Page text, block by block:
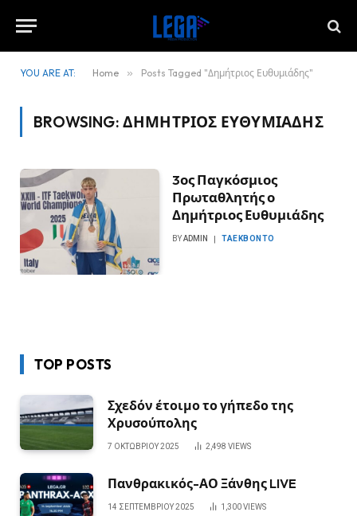
YOU ARE AT: Home » Posts Tagged "Δημήτριος Ευθυμιάδης"
BROWSING: ΔΗΜΉΤΡΙΟΣ ΕΥΘΥΜΙΆΔΗΣ
3ος Παγκόσμιος
Πρωταθλητής ο
Δημήτριος Ευθυμιάδης
BYADMIN ΤΑΕΚΒΟΝΤΌ
TOP POSTS
Σχεδόν έτοιμο το γήπεδο της
Χρυσούπολης
7 ΟΚΤΩΒΡΊΟΥ 2025 2,498 VIEWS
Πανθρακικός-ΑΟ Ξάνθης LIVE
14 ΣΕΠΤΕΜΒΡΊΟΥ 2025 1,300VIEWS